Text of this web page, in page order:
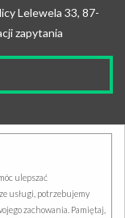
Lelewela 33, 87-
zapytania
ulepszać
usługi, potrzebujemy
zachowania. Pamiętaj,